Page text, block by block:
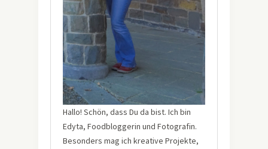
Hallo! Schön, dass Du da bist. Ich bin
Edyta, Foodbloggerin und Fotografin.
Besonders mag ich kreative Projekte,